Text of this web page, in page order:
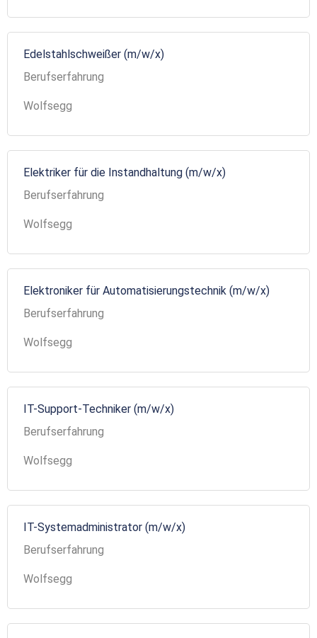
Edelstahlschweißer (m/w/x)
Berufserfahrung
Wolfsegg
Elektriker für die Instandhaltung (m/w/x)
Berufserfahrung
Wolfsegg
Elektroniker für Automatisierungstechnik (m/w/x)
Berufserfahrung
Wolfsegg
IT-Support-Techniker (m/w/x)
Berufserfahrung
Wolfsegg
IT-Systemadministrator (m/w/x)
Berufserfahrung
Wolfsegg